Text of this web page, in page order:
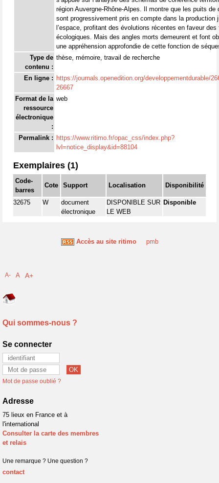
région Auvergne-Rhône-Alpes. Il montre que les puits de
sont progressivement pris en compte dans la production
l’espace, profitant des évolutions récentes en faveur
écologiques. Mais des angles morts demeurent et font
une appréhension approfondie de cette fonction de
Type de
contenu :
thèse, mémoire, travail de recherche
En ligne : https://journals.openedition.org/developpementdurable/
26667
Format de la
ressource
électronique
:
web
Permalink : https://www.ritimo.fr/opac_css/index.php?
lvl=notice_display&id=88104
Exemplaires (1)
Code-
barres
Cote Support Localisation Disponibilité
32675 W
document
électronique
DISPONIBLE SUR
LE WEB
Disponible
Accès au site ritimo pmb
A- A A+
Qui sommes-nous ?
Se connecter
Mot de passe oublié ?
Adresse
75 lieux en France et à
l'international
Consulter la carte des membres
et relais
Une remarque ? Une question ?
contact